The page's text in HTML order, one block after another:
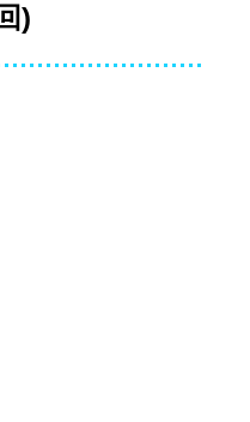
)